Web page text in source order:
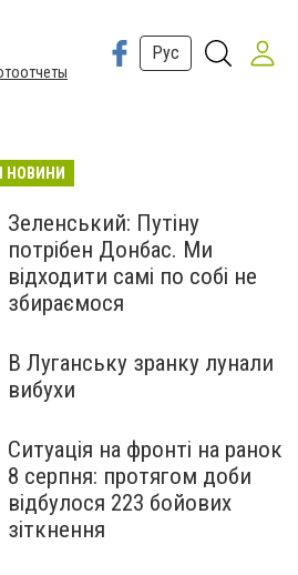
Рус
НОВИНИ
Зеленський: Путіну
потрібен Донбас. Ми
відходити самі по собі не
збираємося
В Луганську зранку лунали
вибухи
Ситуація на фронті на ранок
8 серпня: протягом доби
відбулося 223 бойових
зіткнення